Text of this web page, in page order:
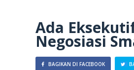
Ada
Negosiasi
BAGIKAN DI FACEBOOK